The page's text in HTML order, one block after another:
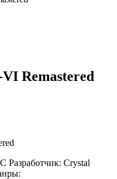
Remastered
Разработчик: Crystal